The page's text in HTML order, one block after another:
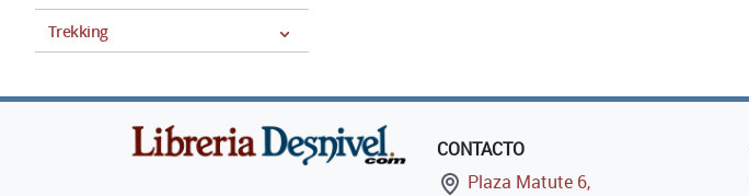
Trekking
CONTACTO
Plaza Matute 6,